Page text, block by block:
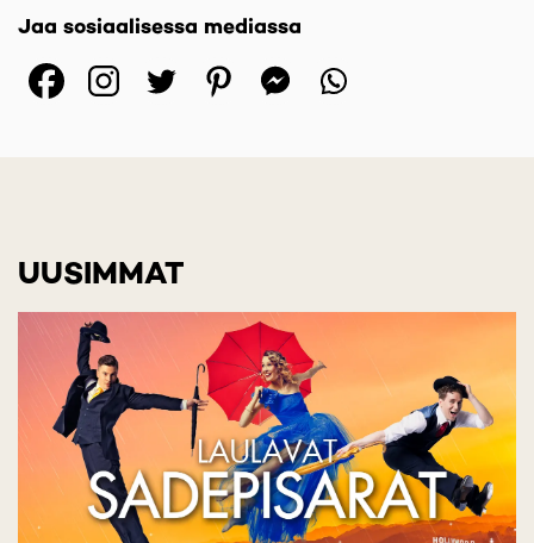
Jaa sosiaalisessa mediassa
(opens in a new tab)
(opens in a new tab)
(opens in a new
(opens in a
UUSIMMAT